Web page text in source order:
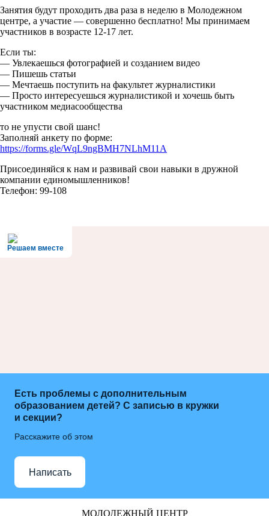
Занятия будут проходить два раза в неделю в Молодежном
центре, а участие — совершенно бесплатно! Мы принимаем
участников в возрасте 12-17 лет.
Если ты:
— Увлекаешься фотографией и созданием видео
— Пишешь статьи
— Мечтаешь поступить на факультет журналистики
— Просто интересуешься журналистикой и хочешь быть
участником медиасообщества
то не упусти свой шанс!
Заполняй анкету по форме:
https://forms.gle/WqL9ngBMH7NLhM11A
Присоединяйся к нам и развивай свои навыки в дружной
компании единомышленников!
Телефон: 99-108
Решаем вместе
Есть проблемы с дополнительным
образованием детей? С записью в кружки
и секции?
Расскажите об этом
Написать
МОЛОДЕЖНЫЙ ЦЕНТР